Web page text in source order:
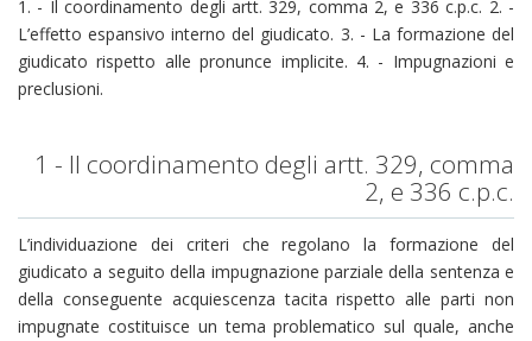
1. - Il coordinamento degli artt. 329, comma 2, e 336 c.p.c. 2. -
L’effetto espansivo interno del giudicato. 3. - La formazione del
giudicato rispetto alle pronunce implicite. 4. - Impugnazioni e
preclusioni.
1 - Il coordinamento degli artt. 329, comma
2, e 336 c.p.c.
L’individuazione dei criteri che regolano la formazione del
giudicato a seguito della impugnazione parziale della sentenza e
della conseguente acquiescenza tacita rispetto alle parti non
impugnate costituisce un tema problematico sul quale, anche